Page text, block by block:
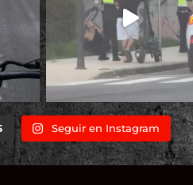
Seguir en Instagram